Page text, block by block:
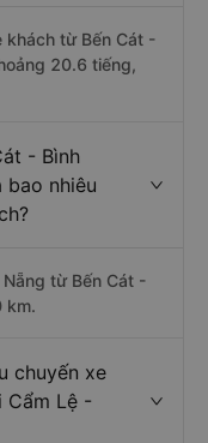
khách từ Bến Cát -
20.6 tiếng,
- Bình
nhiêu
từ Bến Cát -
km.
chuyến xe
Cẩm Lệ -